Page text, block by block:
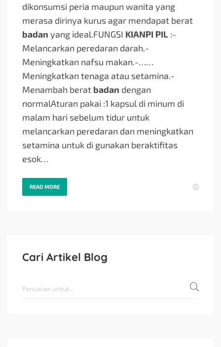
dikonsumsi peria maupun wanita yang
merasa dirinya kurus agar mendapat berat
badan yang ideal.FUNGSI KIANPI PIL :-
Melancarkan peredaran darah.-
Meningkatkan nafsu makan.-……
Meningkatkan tenaga atau setamina.-
Menambah berat badan dengan
normalAturan pakai :1 kapsul di minum di
malam hari sebelum tidur untuk
melancarkan peredaran dan meningkatkan
setamina untuk di gunakan beraktifitas
esok…
READ MORE
Cari Artikel Blog